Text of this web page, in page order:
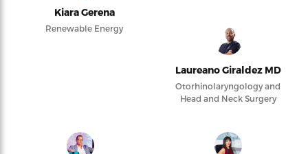
Kiara Gerena
Renewable Energy
Laureano Giraldez MD
Otorhinolaryngology and
Head and Neck Surgery